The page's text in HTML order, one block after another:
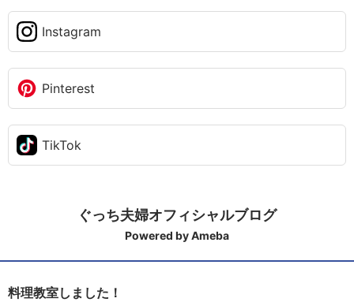
Instagram
Pinterest
TikTok
ぐっち夫婦オフィシャルブログ
Powered by Ameba
料理教室しました！